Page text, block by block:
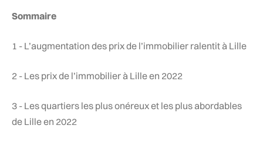
Sommaire
1 - L’augmentation des prix de l’immobilier ralentit à Lille
2 - Les prix de l’immobilier à Lille en 2022
3 - Les quartiers les plus onéreux et les plus abordables
de Lille en 2022